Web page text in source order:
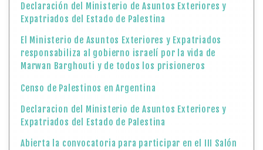
Declaración del Ministerio de Asuntos Exteriores y
Expatriados del Estado de Palestina
El Ministerio de Asuntos Exteriores y Expatriados
responsabiliza al gobierno israelí por la vida de
Marwan Barghouti y de todos los prisioneros
Censo de Palestinos en Argentina
Declaracion del Ministerio de Asuntos Exteriores y
Expatriados del Estado de Palestina
Abierta la convocatoria para participar en el III Salón